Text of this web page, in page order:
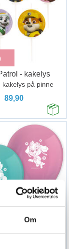
Om
- kakelys
kakelys på pinne
89,90
Paw Patrol - Skye And Everest